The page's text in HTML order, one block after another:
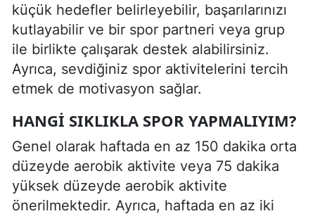
küçük hedefler belirleyebilir, başarılarınızı
kutlayabilir ve bir spor partneri veya grup
ile birlikte çalışarak destek alabilirsiniz.
Ayrıca, sevdiğiniz spor aktivitelerini tercih
etmek de motivasyon sağlar.
HANGI SIKLIKLA SPOR YAPMALIYIM?
Genel olarak haftada en az 150 dakika orta
düzeyde aerobik aktivite veya 75 dakika
yüksek düzeyde aerobik aktivite
önerilmektedir. Ayrıca, haftada en az iki